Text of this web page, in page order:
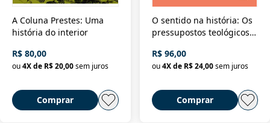
A Coluna Prestes: Uma
história do interior
R$ 80,00
ou4X de R$ 20,00sem juros
Comprar
O sentido na história: Os
pressupostos teológicos
R$ 96,00
ou 4X de R$ 24,00 sem juros
Comprar